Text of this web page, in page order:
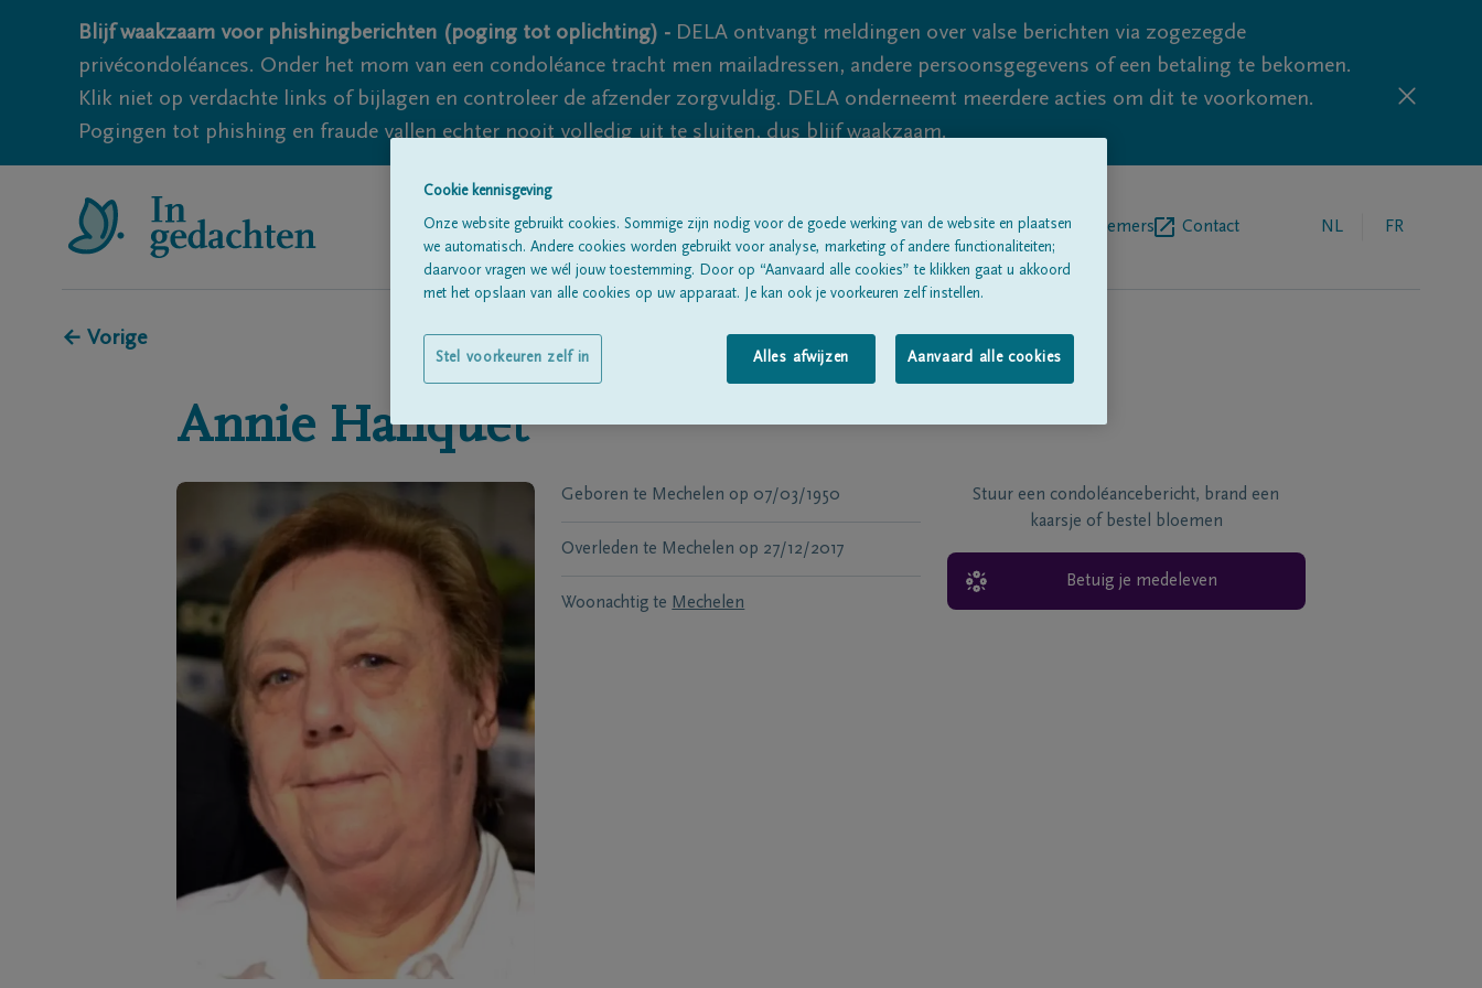
Blijf waakzaam voor phishingberichten (poging tot oplichting) - DELA ontvangt meldingen over valse berichten via zogezegde
privécondoléances. Onder het mom van een condoléance tracht men mailadressen, andere persoonsgegevens of een betaling te bekomen.
Klik niet op verdachte links of bijlagen en controleer de afzender zorgvuldig. DELA onderneemt meerdere acties om dit te voorkomen.
Pogingen tot phishing en fraude vallen echter nooit volledig uit te sluiten, dus blijf waakzaam.
Alle rouwberichtenOver onsBegrafenisondernemers Contact NL FR
← Vorige
Annie Hanquet
Geboren te Mechelen op 07/03/1950
Overleden te Mechelen op 27/12/2017
Woonachtig te Mechelen
Stuur een condoléancebericht, brand een
kaarsje of bestel bloemen
Betuig je medeleven
Cookie kennisgeving
Onze website gebruikt cookies. Sommige zijn nodig voor de goede werking van de website en plaatsen
we automatisch. Andere cookies worden gebruikt voor analyse, marketing of andere functionaliteiten;
daarvoor vragen we wél jouw toestemming. Door op “Aanvaard alle cookies” te klikken gaat u akkoord
met het opslaan van alle cookies op uw apparaat. Je kan ook je voorkeuren zelf instellen.
Alles afwijzen Aanvaard alle cookies
Stel voorkeuren zelf in